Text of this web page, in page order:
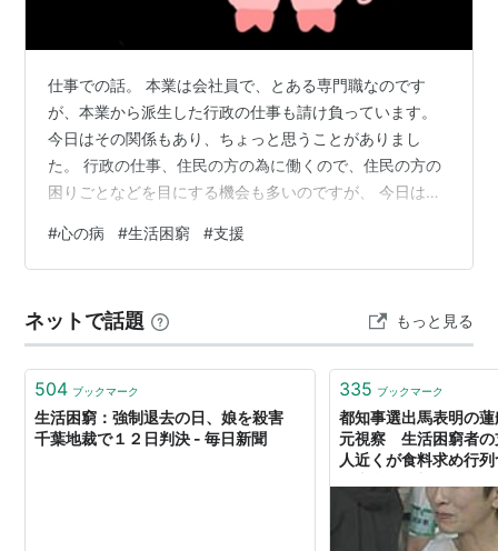
仕事での話。 本業は会社員で、とある専門職なのです
が、本業から派生した行政の仕事も請け負っています。
今日はその関係もあり、ちょっと思うことがありまし
た。 行政の仕事、住民の方の為に働くので、住民の方の
困りごとなどを目にする機会も多いのですが、 今日は、
数、見ました。 その中に、息子と保育園、小、中学校も
一緒だった方がいて、ショックでした。 保育園、小学校
訳ありのご家庭なんだろうなと薄々感じていましたが、
ご家族の仲がよく、ママからもご本人からも明るい雰囲
気を感じていました。 その頃から、10年ほ…
#心の病 #生活困窮 #支援
ネットで話題 もっと見る
504 ブックマーク
生活困窮：強制退去の日、娘を殺害
千葉地裁で１２日判決 - 毎日新聞
335 ブックマーク
都知事選出馬表明の
元視察 生活困窮者
人近くが食料求め行
DIG